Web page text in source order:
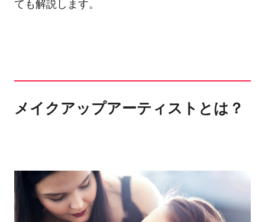
ても解説します。
メイクアップアーティストとは？